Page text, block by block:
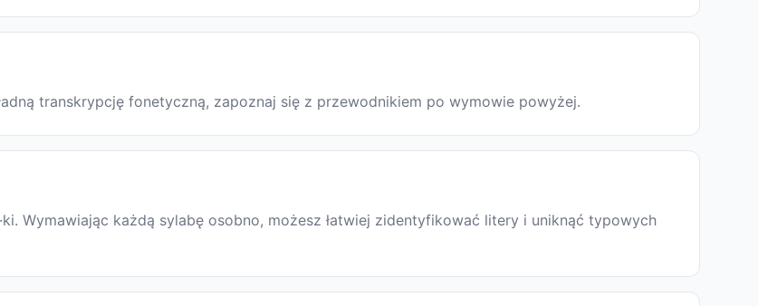
transkrypcję fonetyczną, zapoznaj się z przewodnikiem po wymowie powyżej.
Wymawiając każdą sylabę osobno, możesz łatwiej zidentyfikować litery i uniknąć typowych